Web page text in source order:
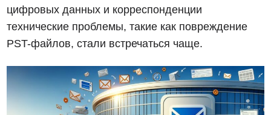
цифровых данных и корреспонденции
технические проблемы, такие как повреждение
PST-файлов, стали встречаться чаще.